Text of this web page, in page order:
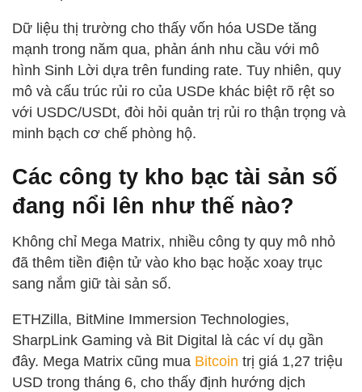
Dữ liệu thị trường cho thấy vốn hóa USDe tăng
mạnh trong năm qua, phản ánh nhu cầu với mô
hình Sinh Lời dựa trên funding rate. Tuy nhiên, quy
mô và cấu trúc rủi ro của USDe khác biệt rõ rệt so
với USDC/USDt, đòi hỏi quản trị rủi ro thận trọng và
minh bạch cơ chế phòng hộ.
Các công ty kho bạc tài sản số
đang nổi lên như thế nào?
Không chỉ Mega Matrix, nhiều công ty quy mô nhỏ
đã thêm tiền điện tử vào kho bạc hoặc xoay trục
sang nắm giữ tài sản số.
ETHZilla, BitMine Immersion Technologies,
SharpLink Gaming và Bit Digital là các ví dụ gần
đây. Mega Matrix cũng mua Bitcoin trị giá 1,27 triệu
USD trong tháng 6, cho thấy định hướng dịch